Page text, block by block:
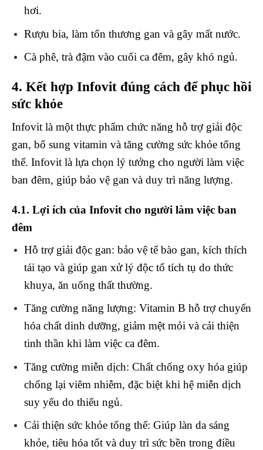
hơi.
Rượu bia, làm tổn thương gan và gây mất nước.
Cà phê, trà đậm vào cuối ca đêm, gây khó ngủ.
4. Kết hợp Infovit đúng cách để phục hồi
sức khỏe
Infovit là một thực phẩm chức năng hỗ trợ giải độc
gan, bổ sung vitamin và tăng cường sức khỏe tổng
thể. Infovit là lựa chọn lý tưởng cho người làm việc
ban đêm, giúp bảo vệ gan và duy trì năng lượng.
4.1. Lợi ích của Infovit cho người làm việc ban
đêm
Hỗ trợ giải độc gan: bảo vệ tế bào gan, kích thích
tái tạo và giúp gan xử lý độc tố tích tụ do thức
khuya, ăn uống thất thường.
Tăng cường năng lượng: Vitamin B hỗ trợ chuyển
hóa chất dinh dưỡng, giảm mệt mỏi và cải thiện
tinh thần khi làm việc ca đêm.
Tăng cường miễn dịch: Chất chống oxy hóa giúp
chống lại viêm nhiễm, đặc biệt khi hệ miễn dịch
suy yếu do thiếu ngủ.
Cải thiện sức khỏe tổng thể: Giúp làn da sáng
khỏe, tiêu hóa tốt và duy trì sức bền trong điều